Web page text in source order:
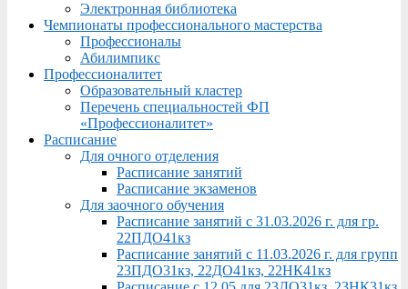
Электронная библиотека
Чемпионаты профессионального мастерства
Профессионалы
Абилимпикс
Профессионалитет
Образовательный кластер
Перечень специальностей ФП
«Профессионалитет»
Расписание
Для очного отделения
Расписание занятий
Расписание экзаменов
Для заочного обучения
Расписание занятий с 31.03.2026 г. для гр.
22ПДО41кз
Расписание занятий с 11.03.2026 г. для групп
23ПДО31кз, 22ДО41кз, 22НК41кз